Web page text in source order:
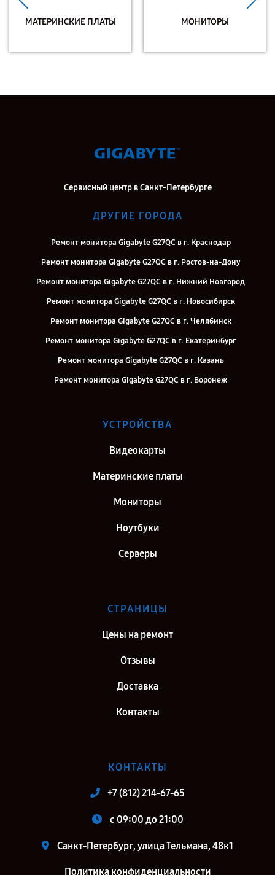
МАТЕРИНСКИЕ ПЛАТЫ МОНИТОРЫ
Сервисный центр в Санкт-Петербурге
ДРУГИЕ ГОРОДА
Ремонт монитора Gigabyte G27QC в г. Краснодар
Ремонт монитора Gigabyte G27QC в г. Ростов-на-Дону
Ремонт монитора Gigabyte G27QC в г. Нижний Новгород
Ремонт монитора Gigabyte G27QC в г. Новосибирск
Ремонт монитора Gigabyte G27QC в г. Челябинск
Ремонт монитора Gigabyte G27QC в г. Екатеринбург
Ремонт монитора Gigabyte G27QC в г. Казань
Ремонт монитора Gigabyte G27QC в г. Воронеж
Ремонт монитора Gigabyte G27QC в г. Самара
Ремонт монитора Gigabyte G27QC в г. Москва
УСТРОЙСТВА
Видеокарты
Материнские платы
Мониторы
Ноутбуки
Серверы
СТРАНИЦЫ
Цены на ремонт
Отзывы
Доставка
Контакты
КОНТАКТЫ
+7 (812) 214-67-65
c 09:00 до 21:00
Санкт-Петербург, улица Тельмана, 48к1
Политика конфиденциальности